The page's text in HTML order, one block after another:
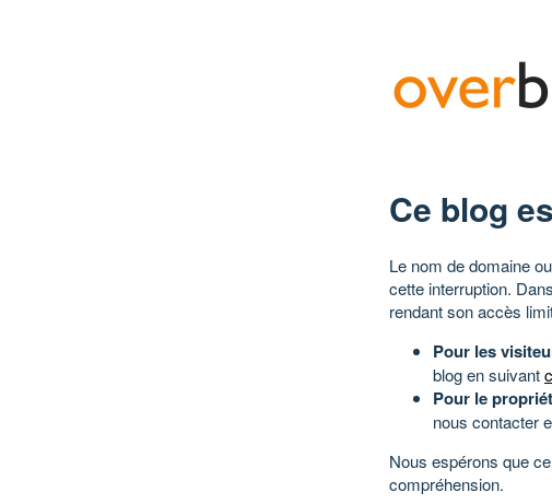
Ce blog
Le nom de domaine
cette interruption.
rendant son accès
Pour les
blog en suivant
Pour le
nous contacter
Nous espérons que
compréhension.